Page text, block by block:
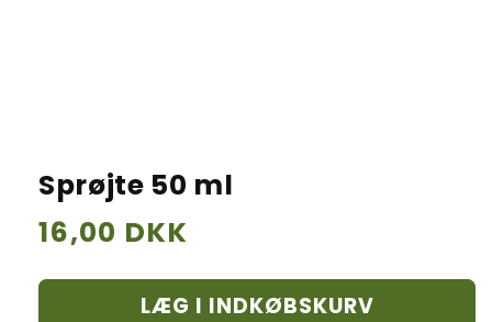
Sprøjte 50 ml
Normalpris
16,00 DKK
LÆG I INDKØBSKURV